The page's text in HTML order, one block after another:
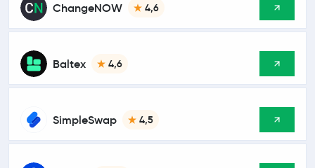
ChangeNOW 4,6
Baltex 4,6
SimpleSwap 4,5